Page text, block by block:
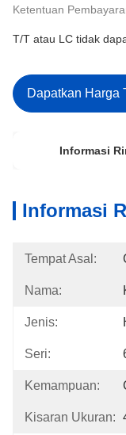
Ketentuan
T/T atau LC tidak
Dapatkan Harga
Informasi
Informasi
Tempat Asal:
Nama:
Jenis:
Seri:
Kemampuan:
Kisaran Ukuran: